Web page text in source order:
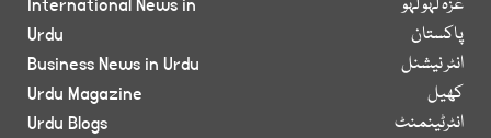
غزہ لہو لہو
پاکستان
انٹر نیشنل
کھیل
انٹرٹینمنٹ
International News in
Urdu
Business News in Urdu
Urdu Magazine
Urdu Blogs